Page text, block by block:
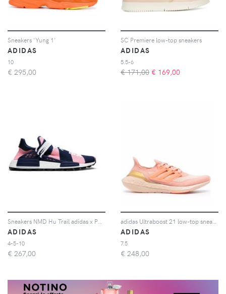
Sneakers 'Yung 1'
ADIDAS
10
€ 295,00
SC Premiere low-top sneakers
ADIDAS
5.5-6
€ 171,00 € 169,00
ADIDAS
4-5-10
€ 267,00
ADIDAS
7.5
€ 248,00